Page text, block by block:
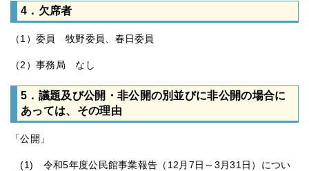
4．欠席者
（1）委員 牧野委員、春日委員
（2）事務局 なし
5．議題及び公開・非公開の別並びに非公開の場合に
あっては、その理由
「公開」
(1) 令和5年度公民館事業報告（12月7日～3月31日）につい